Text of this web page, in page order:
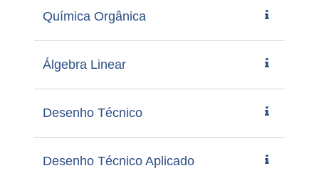
Química Orgânica
Álgebra Linear
Desenho Técnico
Desenho Técnico Aplicado